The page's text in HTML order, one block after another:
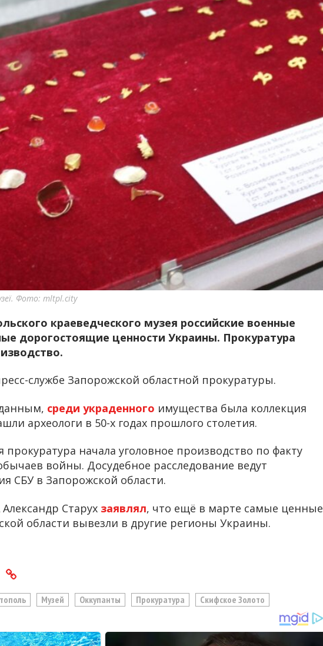
Фото: mltpl.city
краеведческого музея российские военные
дорогостоящие ценности Украины. Прокуратура
службе Запорожской областной прокуратуры.
среди украденного имущества была коллекция
археологи в 50-х годах прошлого столетия.
прокуратура начала уголовное производство по факту
войны. Досудебное расследование ведут
СБУ в Запорожской области.
Старух заявлял, что ещё в марте самые ценные
области вывезли в другие регионы Украины.
Музей Оккупанты Прокуратура Скифское Золото